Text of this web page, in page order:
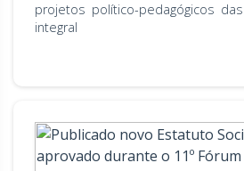
projetos político-pedagógicos
integral